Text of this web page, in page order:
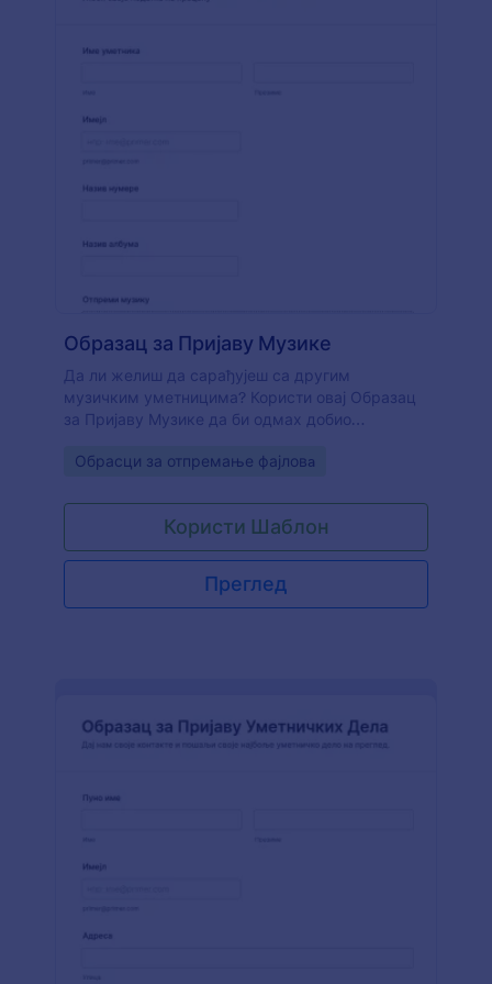
Образац за Пријаву Музике
Да ли желиш да сарађујеш са другим
музичким уметницима? Користи овај Образац
за Пријаву Музике да би одмах добио
Овај образац је у основи дизајниран да
доставе је директно на твој имејл ради
евалуације или сарадње. Образац може се
изменити према твојим жељама. Слање
пријава је сада много лакше и брже преко
Go to Category:
Обрасци за отпремање фајловa
Користи Шаблон
Преглед